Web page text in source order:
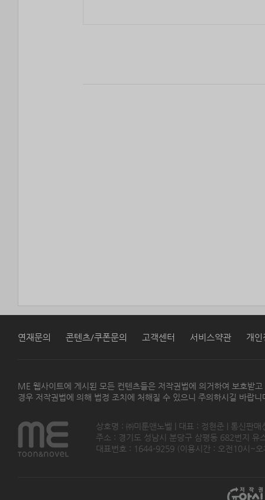
연재문의 콘텐츠/쿠폰문의 고객센터 서비스약관 개인
ME 웹사이트에 게시된 모든 컨텐츠들은 저작권법에 의거하여 보호받
경우 저작권법에 의해 법정 조치에 처해질 수 있으니 주의하시길 바랍니
상호명 : ㈜미툰앤노벨 | 대표 : 정현준 | 통신판
주소 : 경기도 성남시 분당구 삼평동 682번지
대표번호 : 1644-9259 (이용시간 : 오전10시~